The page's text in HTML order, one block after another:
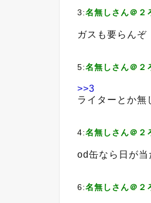
3:名無しさん＠２
ガスも要らんぞ
5:名無しさん＠２
>>3
ライターとか無
4:名無しさん＠２
od缶なら日が
6:名無しさん＠２